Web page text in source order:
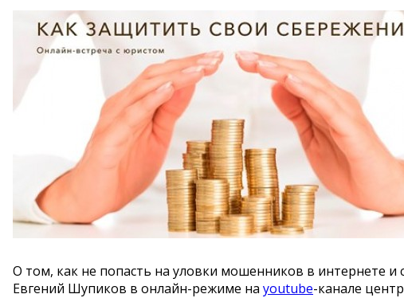
О том, как не попасть на уловки мошенников в интернете
Евгений Шупиков в онлайн-режиме на youtube-канале